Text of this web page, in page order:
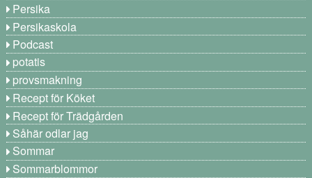
Persika
Persikaskola
Podcast
potatis
provsmakning
Recept för Köket
Recept för Trädgården
Såhär odlar jag
Sommar
Sommarblommor